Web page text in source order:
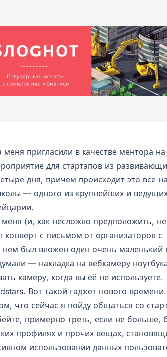
пригласили в качестве ментора на
для стартапов из
дня, причем происходит это всё на
— одного из крупнейших и ведущих
(и, как несложно предположить, не
с письмом от организаторов с
нем был вложен один очень маленький
— накладка на вебкамеру
камеру, когда вы её не используете.
Вот такой гаджет нового времени.
что сейчас я пойду общаться со
примерно треть, если не больше,
профилях и прочих вещах,
использовании данных